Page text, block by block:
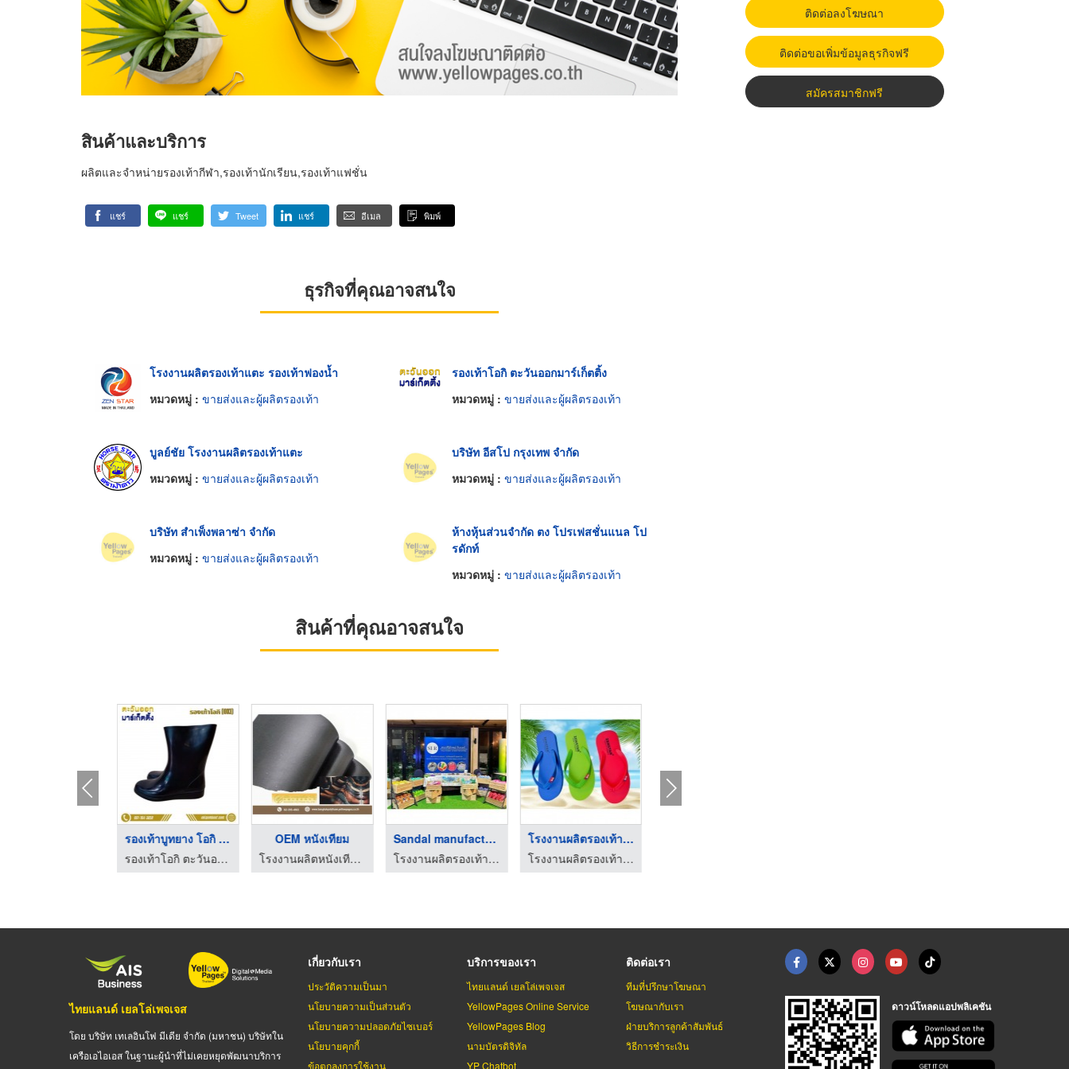
สินค้าและบริการ
ผลิตและจำหน่ายรองเท้ากีฬา,รองเท้านักเรียน,รองเท้าแฟชั่น
แชร์ แชร์ Tweet แชร์ อีเมล พิมพ์
ธุรกิจที่คุณอาจสนใจ
โรงงานผลิตรองเท้าแตะ รองเท้าฟองน้ำ
หมวดหมู่ : ขายส่งและผู้ผลิตรองเท้า
รองเท้าโอกิ ตะวันออกมาร์เก็ตติ้ง
หมวดหมู่ : ขายส่งและผู้ผลิตรองเท้า
บูลย์ชัย โรงงานผลิตรองเท้าแตะ
หมวดหมู่ : ขายส่งและผู้ผลิตรองเท้า
บริษัท อีสโป กรุงเทพ จำกัด
หมวดหมู่ : ขายส่งและผู้ผลิตรองเท้า
บริษัท สำเพ็งพลาซ่า จำกัด
หมวดหมู่ : ขายส่งและผู้ผลิตรองเท้า
ห้างหุ้นส่วนจำกัด ตง โปรเฟสชั่นแนล โป
รดักท์
หมวดหมู่ : ขายส่งและผู้ผลิตรองเท้า
สินค้าที่คุณอาจสนใจ
รองเท้าบูทยาง โอกิ N ...
รองเท้าโอกิ ตะวันออกมาร์เก็ตติ้ง
OEM หนังเทียม
โรงงานผลิตหนังเทียม - บางกอกโพลีโฟม
Sandal manufacturer ...
โรงงานผลิตรองเท้าแตะ รองเท้าฟองน้ำ
โรงงานผลิตรองเท้าแตะ ...
โรงงานผลิตรองเท้าแตะ รองเท้าฟองน้ำ
ติดต่อลงโฆษณา
ติดต่อขอเพิ่มข้อมูลธุรกิจฟรี
สมัครสมาชิกฟรี
ไทยแลนด์ เยลโล่เพจเจส
โดย บริษัท เทเลอินโฟ มีเดีย จำกัด (มหาชน) บริษัทใน
เครือเอไอเอส ในฐานะผู้นำที่ไม่เคยหยุดพัฒนาบริการ
เกี่ยวกับเรา
ประวัติความเป็นมา
นโยบายความเป็นส่วนตัว
นโยบายความปลอดภัยไซเบอร์
นโยบายคุกกี้
ข้อตกลงการใช้งาน
บริการของเรา
ไทยแลนด์ เยลโล่เพจเจส
YellowPages Online Service
YellowPages Blog
นามบัตรดิจิทัล
YP Chatbot
ติดต่อเรา
ทีมที่ปรึกษาโฆษณา
โฆษณากับเรา
ฝ่ายบริการลูกค้าสัมพันธ์
วิธีการชำระเงิน
ดาวน์โหลดแอปพลิเคชัน